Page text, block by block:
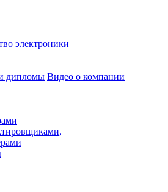
электроники
дипломы Видео о компании